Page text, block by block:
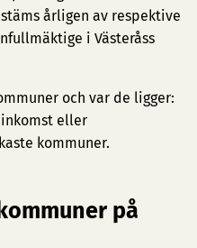
årligen av respektive
i Västeråss
och var de ligger:
eller
kommuner.
på